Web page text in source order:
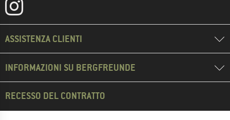
ASSISTENZA CLIENTI
INFORMAZIONI SU BERGFREUNDE
RECESSO DEL CONTRATTO